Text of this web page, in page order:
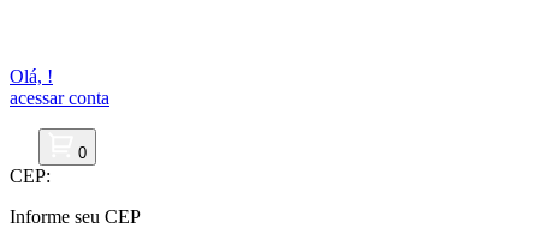
Olá, !
acessar conta
0
CEP:
Informe seu CEP